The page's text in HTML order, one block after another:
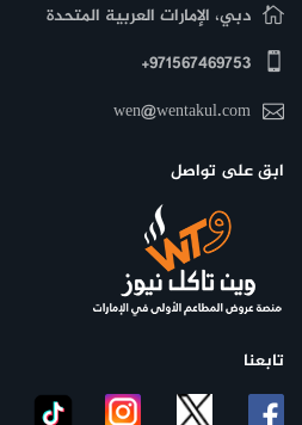
دبي، الإمارات العربية المتحدة
971567469753+
wen@wentakul.com
ابق على تواصل
تابعنا